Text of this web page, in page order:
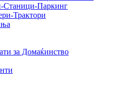
Станици-Паркинг
Трактори
за Домаќинство